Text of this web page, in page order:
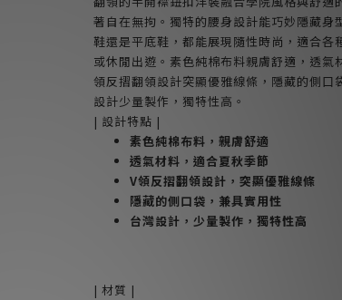
著自在無拘。獨特的腰身設計能巧妙隱藏身
鞋還是平底鞋，都能展現隨性時尚，適合各
或休閒出遊。素色純棉布料親膚舒適，透氣
領反摺翻領設計突顯優雅線條，隱藏的側口
設計少量製作，獨特性高。
| 設計特點 |
素色純棉布料，親膚舒適
透氣材料，適合夏秋季節
V領反摺翻領設計，突顯優雅線條
隱藏的側口袋，兼具實用性
台灣設計，少量製作，獨特性高
| 材質 |